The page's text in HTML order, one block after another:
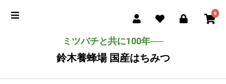
0
ミツバチと共に100年──
鈴木養蜂場 国産はちみつ